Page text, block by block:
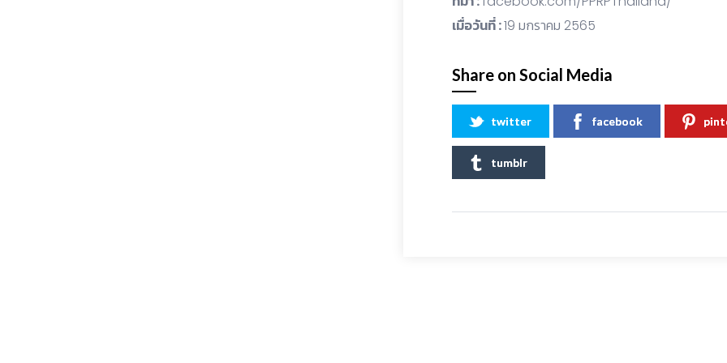
เมื่อวันที่ :19 มกราคม 2565
Share on Social Media
twitter facebook
tumblr